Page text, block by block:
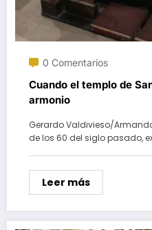
0 Comentarios
Cuando el templo de
armonio
Gerardo Valdivieso/
de los 60 del siglo pasado,
Leer más